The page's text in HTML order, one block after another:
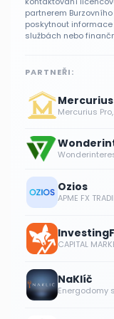
partnerem
poskytnout
službách nebo
PARTNEŘI:
Mercurius
Mercurius
Ozios
APME FX
CAPITAL
NaKlíč
Energodomy